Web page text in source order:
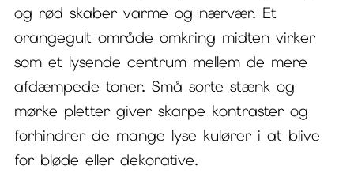
og rød skaber varme og nærvær. Et
orangegult område omkring midten virker
som et lysende centrum mellem de mere
afdæmpede toner. Små sorte stænk og
mørke pletter giver skarpe kontraster og
forhindrer de mange lyse kulører i at blive
for bløde eller dekorative.